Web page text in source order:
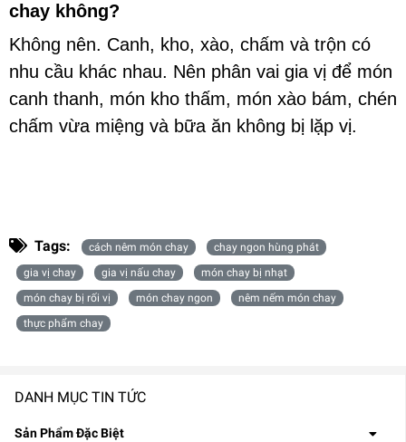
DANH MỤC TIN TỨC
Sản Phẩm Đặc Biệt
chay không?
Không nên. Canh, kho, xào, chấm và trộn có
nhu cầu khác nhau. Nên phân vai gia vị để món
canh thanh, món kho thấm, món xào bám, chén
chấm vừa miệng và bữa ăn không bị lặp vị.
Tags: cách nêm món chay
chay ngon hùng phát
gia vị chay
gia vị nấu chay
món chay bị nhạt
món chay bị rối vị
món chay ngon
nêm nếm món chay
thực phẩm chay